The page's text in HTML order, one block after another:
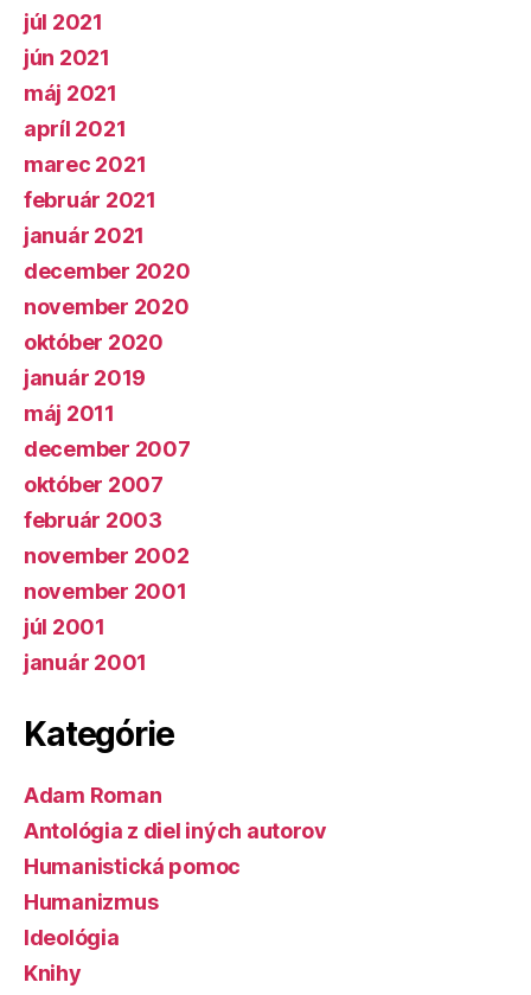
júl 2021
jún 2021
máj 2021
apríl 2021
marec 2021
február 2021
január 2021
december 2020
november 2020
október 2020
január 2019
máj 2011
december 2007
október 2007
február 2003
november 2002
november 2001
júl 2001
január 2001
Kategórie
Adam Roman
Antológia z diel iných autorov
Humanistická pomoc
Humanizmus
Ideológia
Knihy